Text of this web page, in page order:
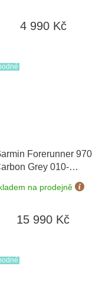
4 990 Kč
Forerunner 970
Grey 010-
+ možnost
do 90 dní
na prodejně
15 990 Kč